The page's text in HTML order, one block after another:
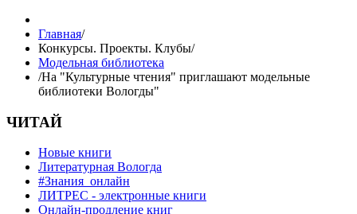
Главная/
Конкурсы. Проекты. Клубы/
Модельная библиотека
/На "Культурные чтения" приглашают модельные
библиотеки Вологды"
ЧИТАЙ
Новые книги
Литературная Вологда
#Знания_онлайн
ЛИТРЕС - электронные книги
Онлайн-продление книг